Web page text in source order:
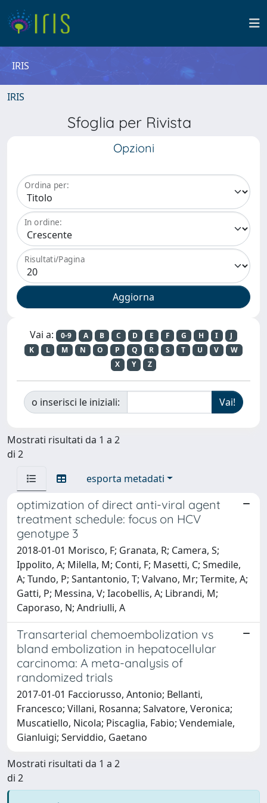
IRIS
IRIS
Sfoglia per Rivista
Opzioni
Ordina per:
In ordine:
Risultati/Pagina
Vai a: 0-9 A B C D E F G H I
J
K
L M N O P Q R S T U V
W
X
Y Z
o inserisci le iniziali:
Mostrati risultati da 1 a 2
di 2
esporta metadati
optimization of direct anti-viral agent
treatment schedule: focus on HCV
genotype 3
2018-01-01 Morisco, F; Granata, R; Camera, S;
Ippolito, A; Milella, M; Conti, F; Masetti, C; Smedile,
A; Tundo, P; Santantonio, T; Valvano, Mr; Termite, A;
Gatti, P; Messina, V; Iacobellis, A; Librandi, M;
Caporaso, N; Andriulli, A
Transarterial chemoembolization vs
bland embolization in hepatocellular
carcinoma: A meta-analysis of
randomized trials
2017-01-01 Facciorusso, Antonio; Bellanti,
Francesco; Villani, Rosanna; Salvatore, Veronica;
Muscatiello, Nicola; Piscaglia, Fabio; Vendemiale,
Gianluigi; Serviddio, Gaetano
Mostrati risultati da 1 a 2
di 2